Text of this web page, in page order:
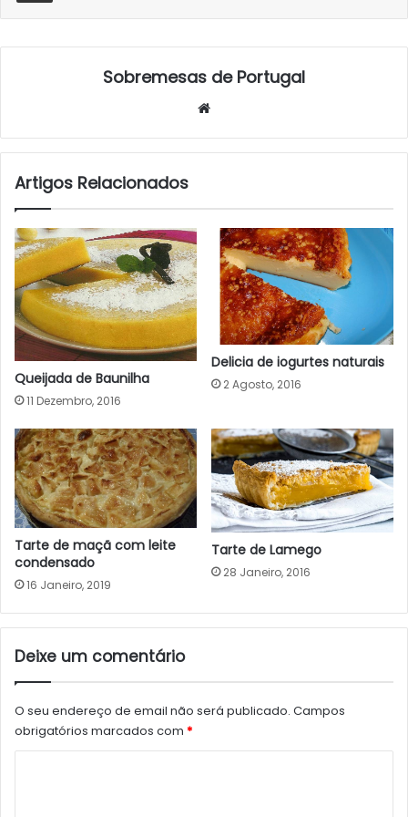
Sobremesas de Portugal
Artigos Relacionados
Queijada de Baunilha
11 Dezembro, 2016
Delicia de iogurtes naturais
2 Agosto, 2016
Tarte de maçã com leite
condensado
16 Janeiro, 2019
Tarte de Lamego
28 Janeiro, 2016
Deixe um comentário
O seu endereço de email não será publicado. Campos
obrigatórios marcados com *